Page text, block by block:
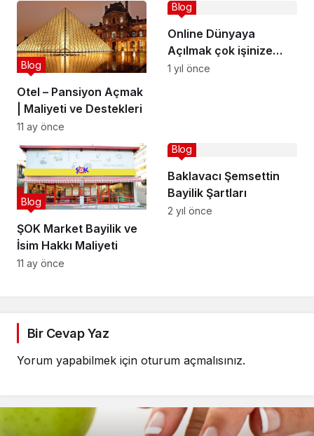
Otel – Pansiyon Açmak
| Maliyeti ve Destekleri
Blog
11 ay önce
Online Dünyaya
Açılmak çok işinize
yarar
Blog
1 yıl önce
ŞOK Market Bayilik ve
İsim Hakkı Maliyeti
Blog
11 ay önce
Baklavacı Şemsettin
Bayilik Şartları
Blog
2 yıl önce
Bir Cevap Yaz
Yorum yapabilmek için oturum açmalısınız.